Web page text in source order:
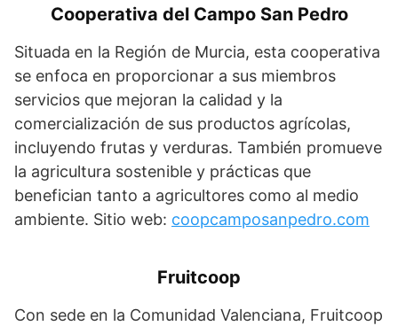
Cooperativa del Campo San Pedro
Situada en la Región de Murcia, esta cooperativa
se enfoca en proporcionar a sus miembros
servicios que mejoran la calidad y la
comercialización de sus productos agrícolas,
incluyendo frutas y verduras. También promueve
la agricultura sostenible y prácticas que
benefician tanto a agricultores como al medio
ambiente. Sitio web: coopcamposanpedro.com
Fruitcoop
Con sede en la Comunidad Valenciana, Fruitcoop